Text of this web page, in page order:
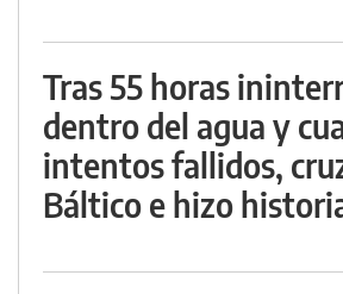
Tras 55 horas
dentro del agua y
intentos fallidos,
Báltico e hizo